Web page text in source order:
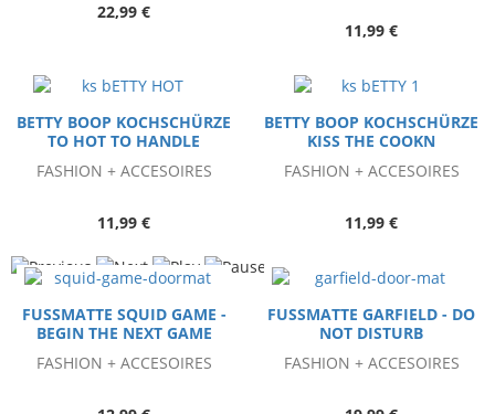
22,99 €
11,99 €
BETTY BOOP KOCHSCHÜRZE
TO HOT TO HANDLE
FASHION + ACCESOIRES
11,99 €
BETTY BOOP KOCHSCHÜRZE
KISS THE COOKN
FASHION + ACCESOIRES
11,99 €
FUSSMATTE SQUID GAME -
BEGIN THE NEXT GAME
FASHION + ACCESOIRES
FUSSMATTE GARFIELD - DO
NOT DISTURB
FASHION + ACCESOIRES